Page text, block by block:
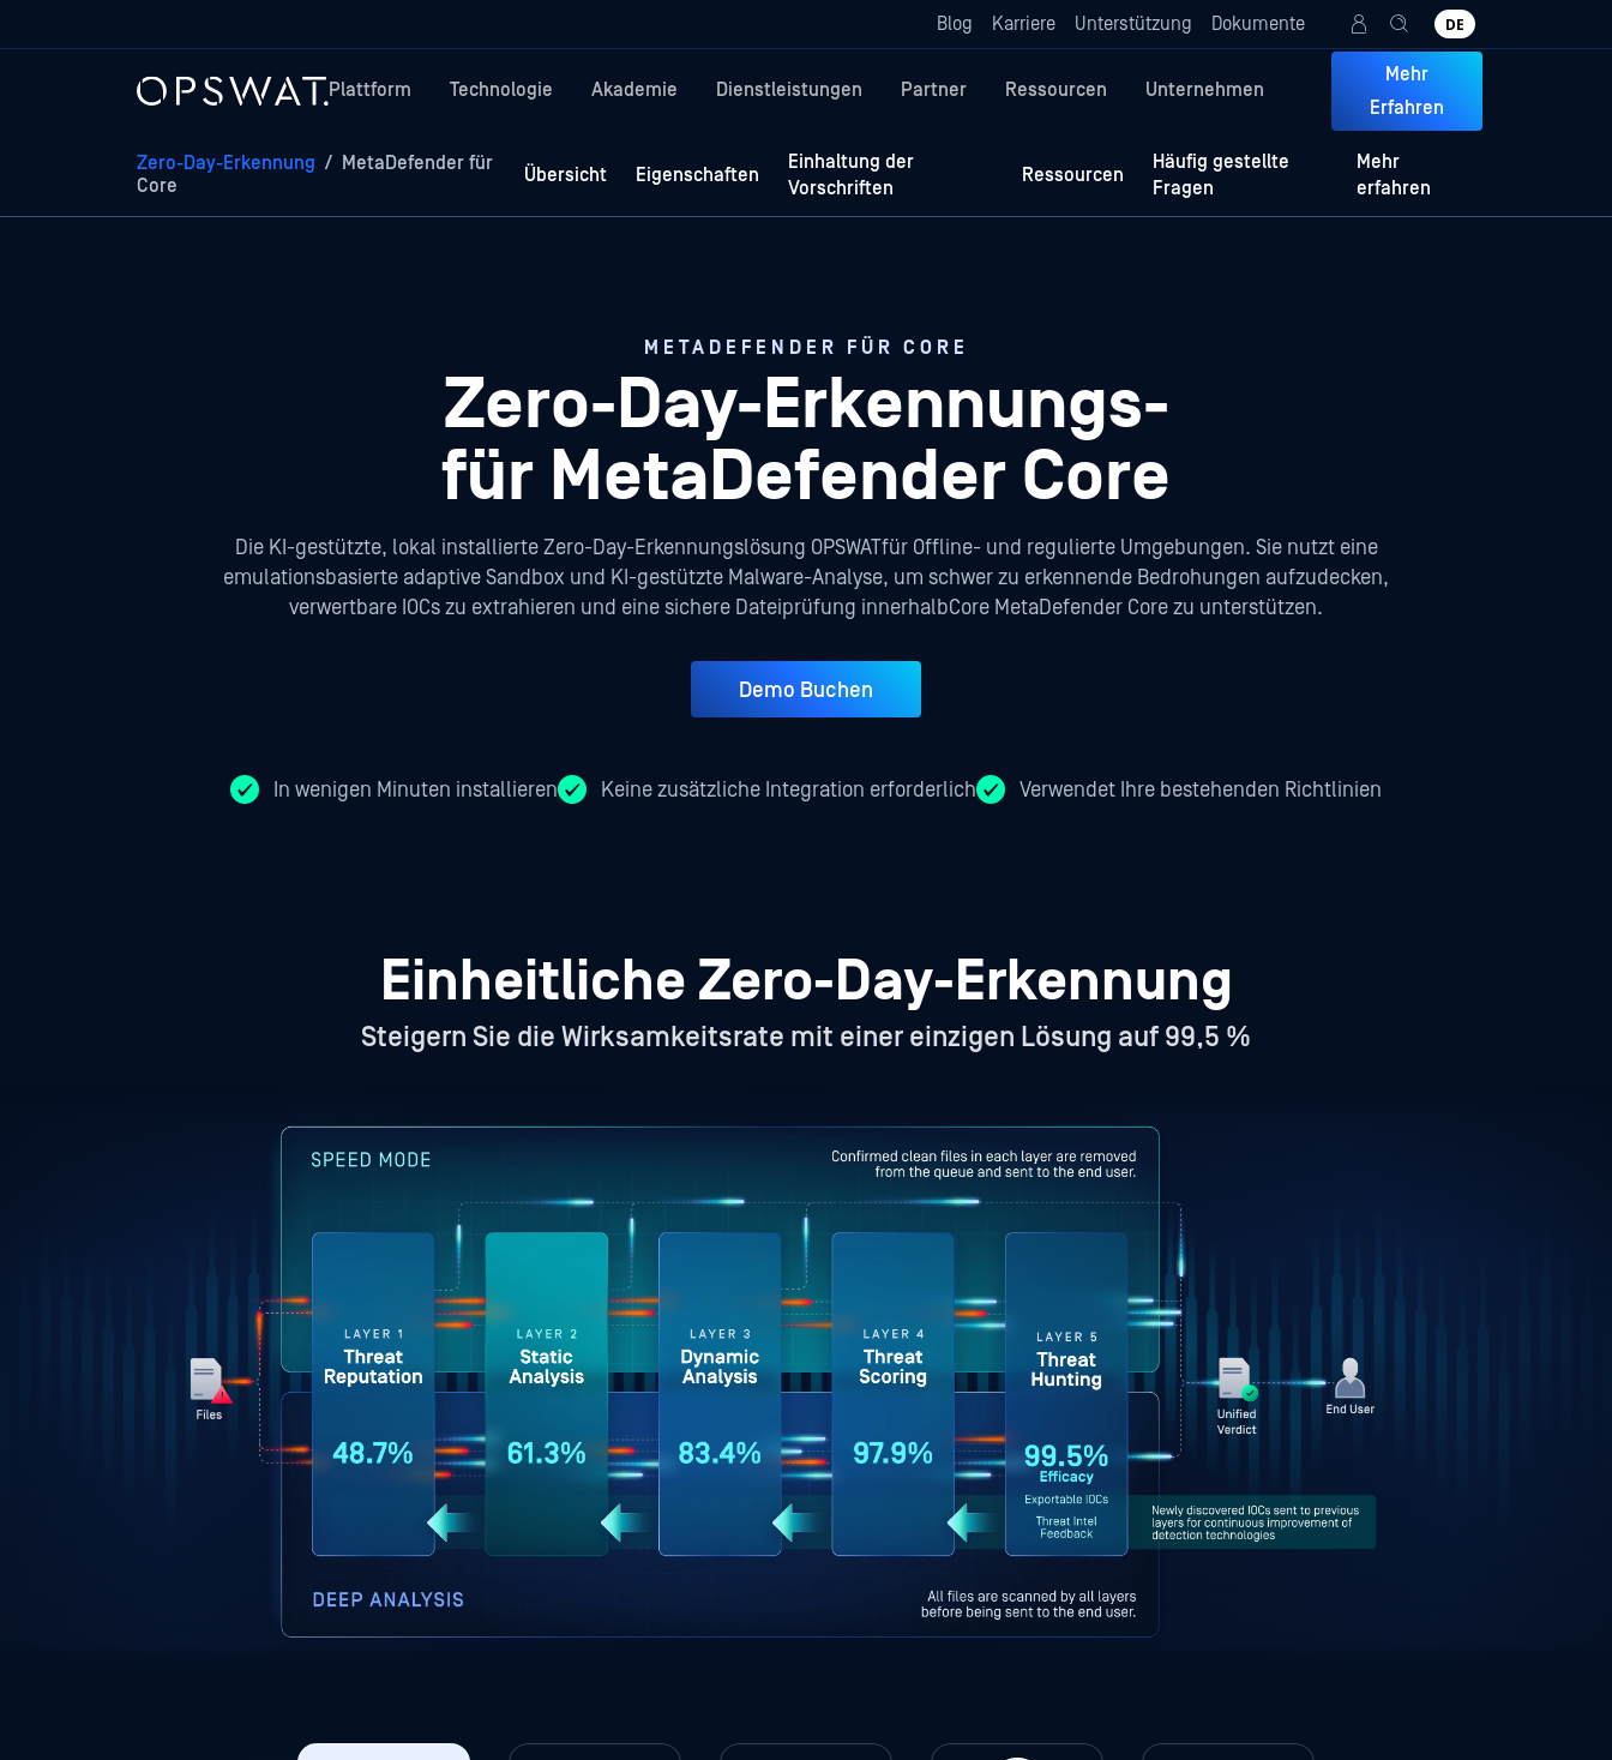
Blog Karriere Unterstützung Dokumente DE
Plattform Technologie Akademie Dienstleistungen Partner Ressourcen Unternehmen
Mehr
Erfahren
Zero-Day-Erkennung /
MetaDefender für
Core
Übersicht Eigenschaften
Einhaltung der
Vorschriften
Ressourcen
Häufig gestellte
Fragen
Mehr
erfahren
METADEFENDER FÜR CORE
Zero-Day-Erkennungs-
für MetaDefender Core
Die KI-gestützte, lokal installierte Zero-Day-Erkennungslösung OPSWATfür Offline- und regulierte Umgebungen. Sie nutzt eine
emulationsbasierte adaptive Sandbox und KI-gestützte Malware-Analyse, um schwer zu erkennende Bedrohungen aufzudecken,
verwertbare IOCs zu extrahieren und eine sichere Dateiprüfung innerhalbCore MetaDefender Core zu unterstützen.
Demo Buchen
In wenigen Minuten installieren Keine zusätzliche Integration erforderlich Verwendet Ihre bestehenden Richtlinien
Einheitliche Zero-Day-Erkennung
Steigern Sie die Wirksamkeitsrate mit einer einzigen Lösung auf 99,5 %